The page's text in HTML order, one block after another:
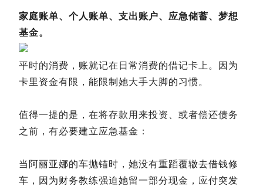
家庭账单、个人账单、支出账户、应急储蓄、梦想
基金。
平时的消费，账就记在日常消费的借记卡上。因为
卡里资金有限，能限制她大手大脚的习惯。
值得一提的是，在将存款用来投资、或者偿还债务
之前，有必要建立应急基金：
当阿丽亚娜的车抛锚时，她没有重蹈覆辙去借钱修
车，因为财务教练强迫她留一部分现金，应付突发